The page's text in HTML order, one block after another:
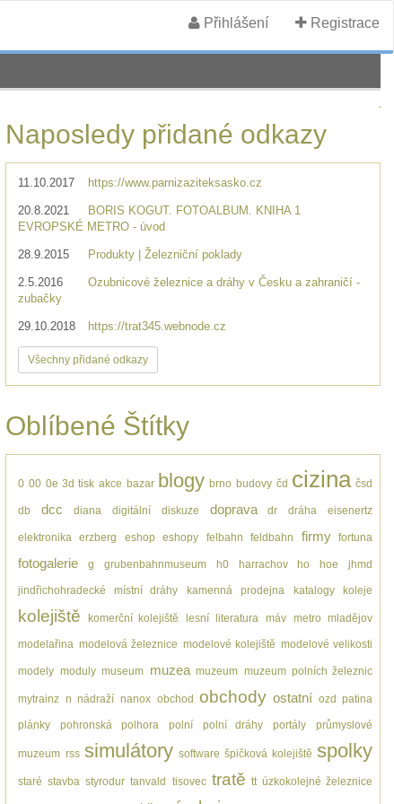
Přihlášení Registrace
Naposledy přidané odkazy
11.10.2017 https://www.parnizaziteksasko.cz
20.8.2021
BORIS KOGUT. FOTOALBUM. KNIHA 1
EVROPSKÉ METRO - úvod
28.9.2015 Produkty | Železniční poklady
2.5.2016
Ozubnicové železnice a dráhy v Česku a zahraničí -
zubačky
29.10.2018 https://trat345.webnode.cz
Všechny přidané odkazy
Oblíbené Štítky
0 00 0e 3d tisk akce bazar blogy brno budovy čd cizina čsd
db dcc diana digitální diskuze doprava dr dráha eisenertz
elektronika erzberg eshop eshopy felbahn feldbahn firmy fortuna
fotogalerie g grubenbahnmuseum h0 harrachov ho hoe jhmd
jindřichohradecké místní dráhy kamenná prodejna katalogy koleje
kolejiště komerční kolejiště lesní literatura máv metro mladějov
modelařina modelová železnice modelové kolejiště modelové velikosti
modely moduly museum muzea muzeum muzeum polních železnic
mytrainz n nádraží nanox obchod obchody ostatní ozd patina
plánky pohronská polhora polní polní dráhy portály průmyslové
muzeum rss simulátory software špičková kolejiště spolky
staré stavba styrodur tanvald tisovec tratě tt úzkokolejné železnice